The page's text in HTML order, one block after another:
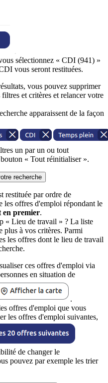
sélectionnez « CDI (941) »
vous seront restituées.
vous pouvez supprimer
et critères et relancer votre
apparaissent de la façon
un par un ou tout
« Tout réinitialiser ».
recherche
restituée par ordre de
les offres d'emploi répondant le
en premier.
« Lieu de travail » ? La liste
plus à vos critères. Parmi
les offres dont le lieu de travail
ces offres d'emploi via
en situation de
.
offres d'emploi que vous
les offres d'emploi suivantes,
de changer le
pouvez par exemple les trier